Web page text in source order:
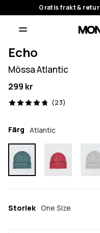
Gratis frakt & retur
Echo
Mössa Atlantic
299 kr
(23)
23 recensioner, 4.8/5
Färg Atlantic
Storlek One Size